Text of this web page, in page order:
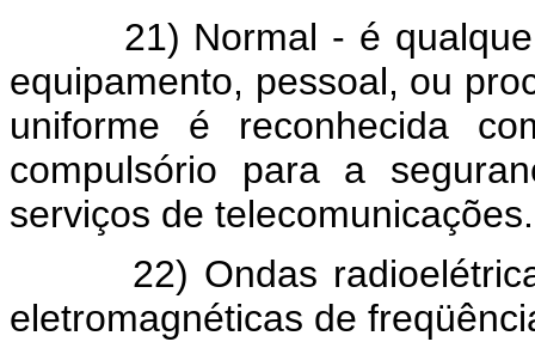
21) Normal - é qualquer
equipamento, pessoal, ou
uniforme é reconhecida
compulsório para a
serviços de telecomunicações.
22) Ondas radioelétricas
eletromagnéticas de